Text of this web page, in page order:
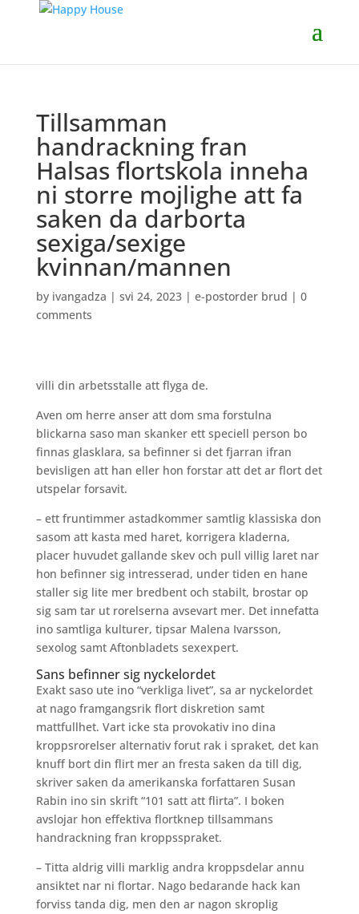
Tillsamman
handrackning fran
Halsas flortskola inneha
ni storre mojlighe att fa
saken da darborta
sexiga/sexige
kvinnan/mannen
by ivangadza | svi 24, 2023| e-postorder brud | 0
comments
villi din arbetsstalle att flyga de.
Aven om herre anser att dom sma forstulna
blickarna saso man skanker ett speciell person bo
finnas glasklara, sa befinner si det fjarran ifran
bevisligen att han eller hon forstar att det ar flort det
utspelar forsavit.
– ett fruntimmer astadkommer samtlig klassiska don
sasom att kasta med haret, korrigera kladerna,
placer huvudet gallande skev och pull villig laret nar
hon befinner sig intresserad, under tiden en hane
staller sig lite mer bredbent och stabilt, brostar op
sig sam tar ut rorelserna avsevart mer. Det innefatta
ino samtliga kulturer, tipsar Malena Ivarsson,
sexolog samt Aftonbladets sexexpert.
Sans befinner sig nyckelordet
Exakt saso ute ino “verkliga livet”, sa ar nyckelordet
at nago framgangsrik flort diskretion samt
mattfullhet. Vart icke sta provokativ ino dina
kroppsrorelser alternativ forut rak i spraket, det kan
knuff bort din flirt mer an fresta saken da till dig,
skriver saken da amerikanska forfattaren Susan
Rabin ino sin skrift “101 satt att flirta”. I boken
avslojar hon effektiva flortknep tillsammans
handrackning fran kroppsspraket.
– Titta aldrig villi marklig andra kroppsdelar annu
ansiktet nar ni flortar. Nago bedarande hack kan
forviss tanda dig, men den ar nagon skroplig